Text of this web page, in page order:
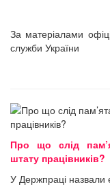
За матеріалами
служби України
Про що слід
штату працівників?
У Держпраці назвали